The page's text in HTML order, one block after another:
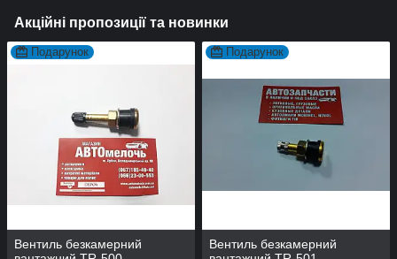
Акційні пропозиції та новинки
Подарунок
Вентиль безкамерний
Подарунок
Вентиль безкамерний